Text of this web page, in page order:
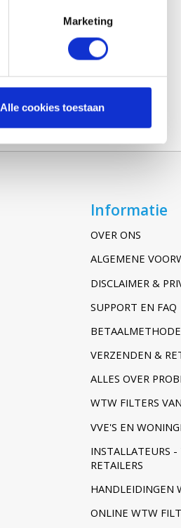
Marketing
Alle cookies toestaan
Informatie
OVER ONS
ALGEMENE
DISCLAIMER &
SUPPORT EN FAQ
VERZENDEN &
ALLES OVER
WTW FILTERS
VVE'S EN
INSTALLATEURS -
RETAILERS
HANDLEIDINGEN
ONLINE WTW